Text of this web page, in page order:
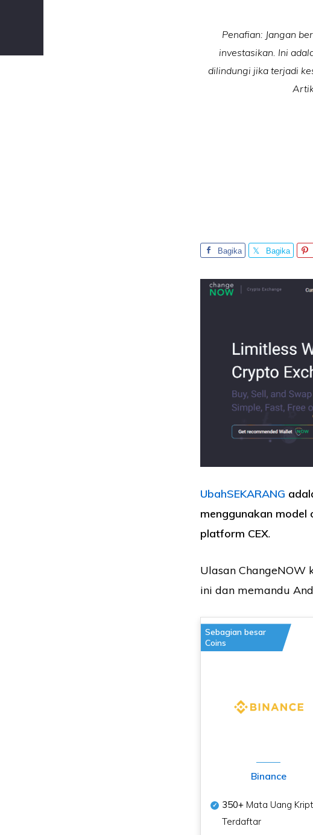
Penafian: Jangan
investasikan. Ini
dilindungi jika terjadi
Bagika
Bagika
UbahSEKARANG
menggunakan
platform CEX.
Ulasan
ini dan memandu
Sebagian besar
Coins
Binance
350+ Mata Uang
Terdaftar